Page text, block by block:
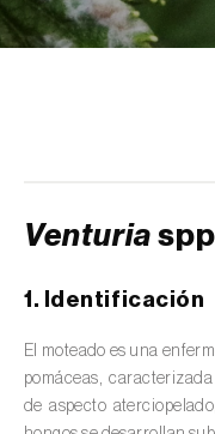
Lepra del
Moniliosis (
Moteado (
Muerte súbita
spp. e
Venturia
1. Identificación
El moteado es una
pomáceas,
de aspecto